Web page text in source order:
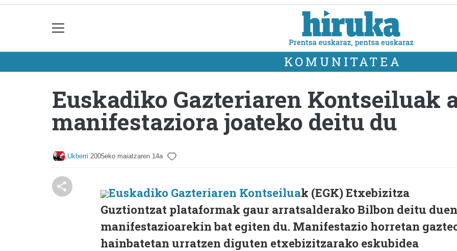
KOMUNITATEA
Euskadiko Gazteriaren Kontseiluak
manifestaziora joateko deitu du
Ukberri 2005eko maiatzaren 14a
Euskadiko Gazteriaren Kontseiluak (EGK) Etxebizitza
Guztiontzat plataformak gaur arratsalderako Bilbon deitu duen
manifestazioarekin bat egiten du. Manifestazio horretan
hainbatetan urratzen diguten etxebizitzarako eskubidea